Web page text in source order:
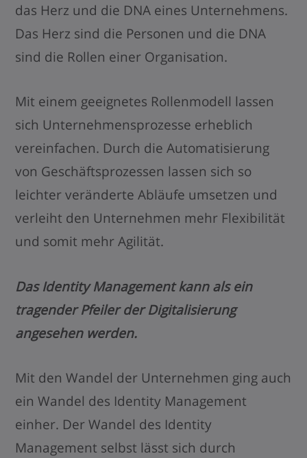
das Herz und die DNA eines Unternehmens.
Das Herz sind die Personen und die DNA
sind die Rollen einer Organisation.
Mit einem geeignetes Rollenmodell lassen
sich Unternehmensprozesse erheblich
vereinfachen. Durch die Automatisierung
von Geschäftsprozessen lassen sich so
leichter veränderte Abläufe umsetzen und
verleiht den Unternehmen mehr Flexibilität
und somit mehr Agilität.
Das Identity Management kann als ein
tragender Pfeiler der Digitalisierung
angesehen werden.
Mit den Wandel der Unternehmen ging auch
ein Wandel des Identity Management
einher. Der Wandel des Identity
Management selbst lässt sich durch